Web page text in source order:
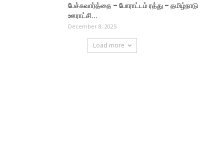
பேச்சுவார்த்தை – போராட்டம் ரத்து – தமிழ்நாடு
ஊராட்சி...
December 8, 2025
Load more